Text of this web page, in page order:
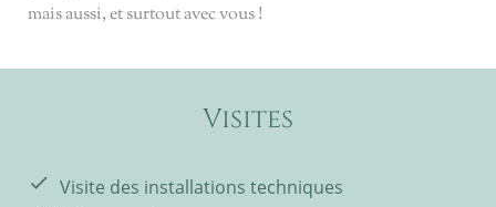
Visites
Visite des installations techniques
mais aussi, et surtout avec vous !